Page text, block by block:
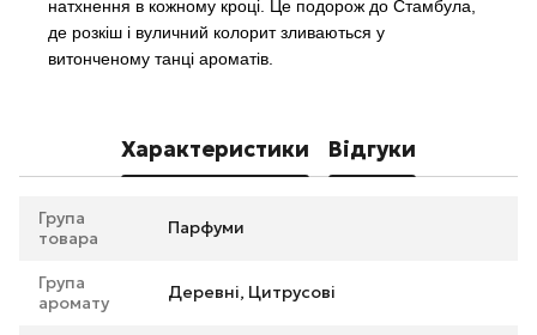
натхнення в кожному кроці. Це подорож до Стамбула,
де розкіш і вуличний колорит зливаються у
витонченому танці ароматів.
Характеристики Відгуки
Група
товара
Парфуми
Група
аромату
Деревні, Цитрусові